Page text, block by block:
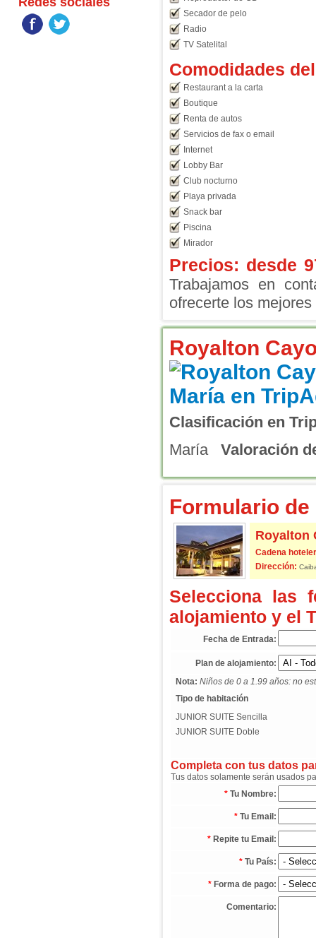
Secador de pelo
Radio
TV Satelital
Comodidades
Restaurant a la carta
Boutique
Renta de autos
Servicios de fax o email
Internet
Lobby Bar
Club nocturno
Playa privada
Snack bar
Piscina
Mirador
Precios: desde
Trabajamos en
ofrecerte los
Royalton
Clasificación en
María Valoración
Formulario
Royalton
Cadena
Dirección:
Selecciona las
alojamiento y el
Fecha de Entrada:
Plan de alojamiento:
Nota: Niños de 0 a 1.99 años: no
Tipo de habitación
JUNIOR SUITE Sencilla
JUNIOR SUITE Doble
Completa con tus datos
Tus datos solamente serán usados
* Tu Nombre:
* Tu Email:
* Repite tu Email:
* Tu País:
* Forma de pago:
Comentario: